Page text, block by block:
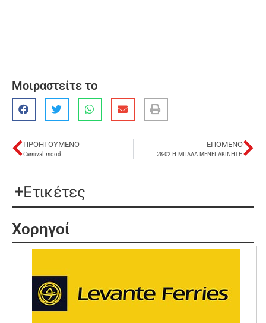
Μοιραστείτε το
ΠΡΟΗΓΟΎΜΕΝΟ
Carnival mood
ΕΠΌΜΕΝΟ
28-02 Η ΜΠΑΛΑ ΜΕΝΕΙ ΑΚΙΝΗΤΗ
Ετικέτες
Χορηγοί